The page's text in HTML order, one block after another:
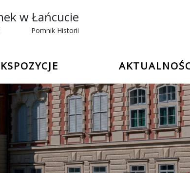
w Łańcucie
Pomnik Historii